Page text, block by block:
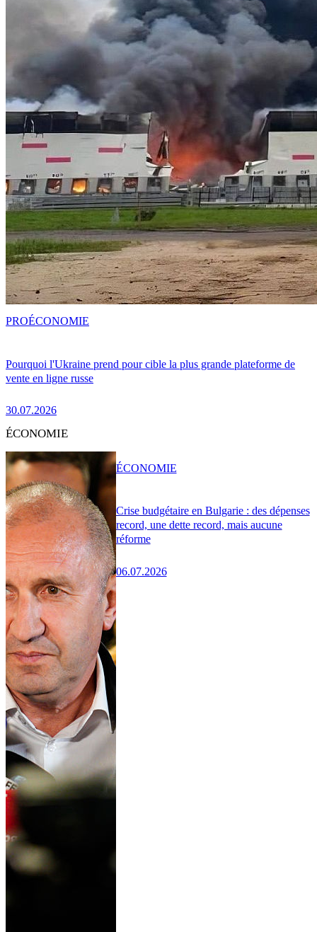
Pourquoi l'Ukraine prend pour cible la plus grande plateforme de
vente en ligne russe
30.07.2026
PROÉCONOMIE
ÉCONOMIE
Crise budgétaire en Bulgarie : des dépenses
record, une dette record, mais aucune
réforme
06.07.2026
ÉCONOMIE